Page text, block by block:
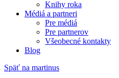
Knihy roka
Médiá a partneri
Pre médiá
Pre partnerov
Všeobecné kontakty
Blog
Späť na martinus